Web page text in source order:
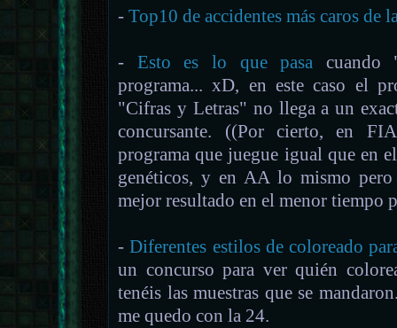
-Top10 de accidentes más caros de
- Esto es lo que pasa cuando
programa... xD, en este caso el
"Cifras y Letras" no llega a un
concursante. ((Por cierto, en
programa que juegue igual que en
genéticos, y en AA lo mismo pero
mejor resultado en el menor tiempo
-Diferentes estilos de coloreado
un concurso para ver quién
tenéis las muestras que se
me quedo con la 24.